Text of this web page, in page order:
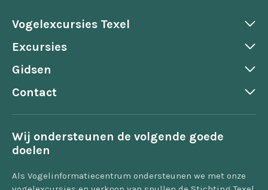
Vogelexcursies Texel
Excursies
Gidsen
Contact
Wij ondersteunen de volgende goede
doelen
Als Vogelinformatiecentrum ondersteunen we met onze